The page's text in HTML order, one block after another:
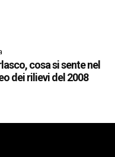
cosa si sente nel
dei rilievi del 2008